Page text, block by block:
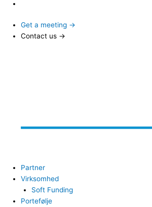
Get a meeting →
Contact us →
Partner
Virksomhed
Soft Funding
Portefølje